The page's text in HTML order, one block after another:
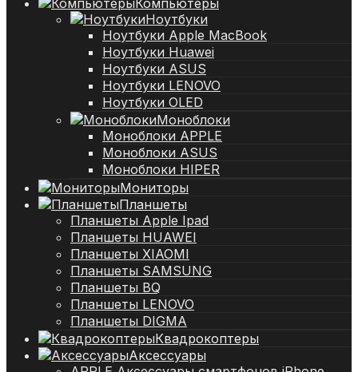
Компьютеры
Ноутбуки
Ноутбуки Apple MacBook
Ноутбуки Huawei
Ноутбуки ASUS
Ноутбуки LENOVO
Ноутбуки OLED
Моноблоки
Моноблоки APPLE
Моноблоки ASUS
Моноблоки HIPER
Мониторы
Планшеты
Планшеты Apple Ipad
Планшеты HUAWEI
Планшеты XIAOMI
Планшеты SAMSUNG
Планшеты BQ
Планшеты LENOVO
Планшеты DIGMA
Квадрокоптеры
Аксессуары